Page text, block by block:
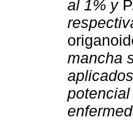
al 1% y
mancha